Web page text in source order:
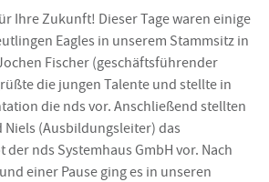
Ihre Zukunft! Dieser Tage waren einige
Eagles in unserem Stammsitz in
Fischer (geschäftsführender
die jungen Talente und stellte in
die nds vor. Anschließend stellten
(Ausbildungsleiter) das
nds Systemhaus GmbH vor. Nach
einer Pause ging es in unseren